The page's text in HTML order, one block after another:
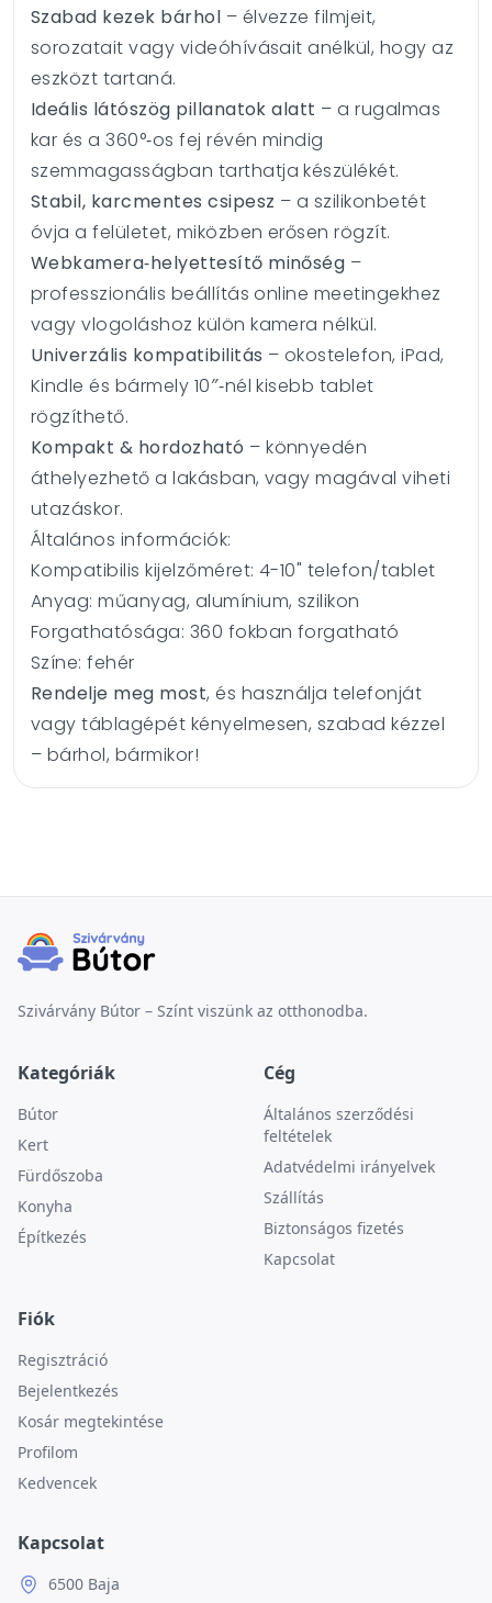
Szabad kezek bárhol – élvezze filmjeit,
sorozatait vagy videóhívásait anélkül, hogy az
eszközt tartaná.
Ideális látószög pillanatok alatt – a rugalmas
kar és a 360°‑os fej révén mindig
szemmagasságban tarthatja készülékét.
Stabil, karcmentes csipesz – a szilikonbetét
óvja a felületet, miközben erősen rögzít.
Webkamera‑helyettesítő minőség –
professzionális beállítás online meetingekhez
vagy vlogoláshoz külön kamera nélkül.
Univerzális kompatibilitás – okostelefon, iPad,
Kindle és bármely 10″‑nél kisebb tablet
rögzíthető.
Kompakt & hordozható – könnyedén
áthelyezhető a lakásban, vagy magával viheti
utazáskor.
Általános információk:
Kompatibilis kijelzőméret: 4-10" telefon/tablet
Anyag: műanyag, alumínium, szilikon
Forgathatósága: 360 fokban forgatható
Színe: fehér
Rendelje meg most, és használja telefonját
vagy táblagépét kényelmesen, szabad kézzel
– bárhol, bármikor!
Szivárvány Bútor – Színt viszünk az otthonodba.
Kategóriák
Bútor
Kert
Fürdőszoba
Konyha
Építkezés
Cég
Általános szerződési
feltételek
Adatvédelmi irányelvek
Szállítás
Biztonságos fizetés
Kapcsolat
Fiók
Regisztráció
Bejelentkezés
Kosár megtekintése
Profilom
Kedvencek
Kapcsolat
6500 Baja